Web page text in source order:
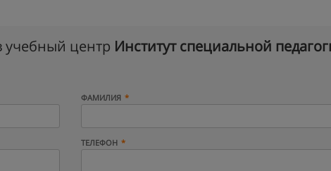
учебный центр Институт специальной
ФАМИЛИЯ
ТЕЛЕФОН